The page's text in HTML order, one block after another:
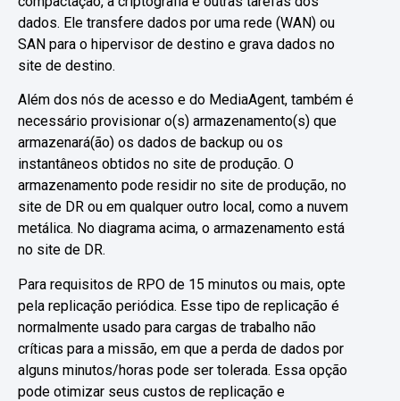
dados. Ele transfere dados por uma rede (WAN) ou
SAN para o hipervisor de destino e grava dados no
site de destino.
Além dos nós de acesso e do MediaAgent, também é
necessário provisionar o(s) armazenamento(s) que
armazenará(ão) os dados de backup ou os
instantâneos obtidos no site de produção. O
armazenamento pode residir no site de produção, no
site de DR ou em qualquer outro local, como a nuvem
metálica. No diagrama acima, o armazenamento está
no site de DR.
Para requisitos de RPO de 15 minutos ou mais, opte
pela replicação periódica. Esse tipo de replicação é
normalmente usado para cargas de trabalho não
críticas para a missão, em que a perda de dados por
alguns minutos/horas pode ser tolerada. Essa opção
pode otimizar seus custos de replicação e